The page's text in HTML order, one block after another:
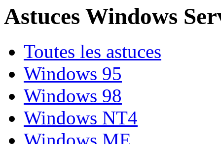
Astuces Windows
Toutes les astuces
Windows 95
Windows 98
Windows NT4
Windows ME